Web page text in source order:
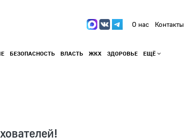
О нас Контакты
БЕЗОПАСНОСТЬ ВЛАСТЬ ЖКХ ЗДОРОВЬЕ ЕЩЁ